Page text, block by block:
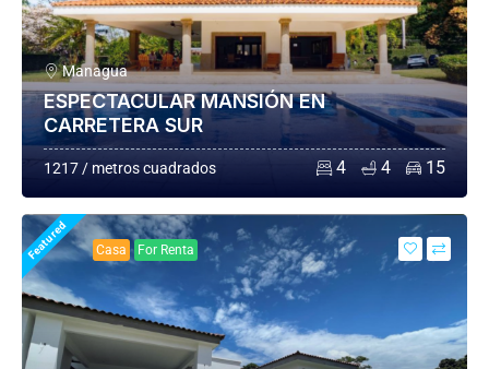
Managua
ESPECTACULAR MANSIÓN EN
CARRETERA SUR
1217 / metros cuadrados 4 4 15
Featured Casa For Renta